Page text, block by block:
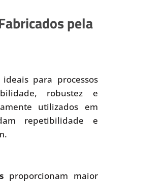
pela
para processos
robustez e
utilizados em
repetibilidade e
proporcionam maior